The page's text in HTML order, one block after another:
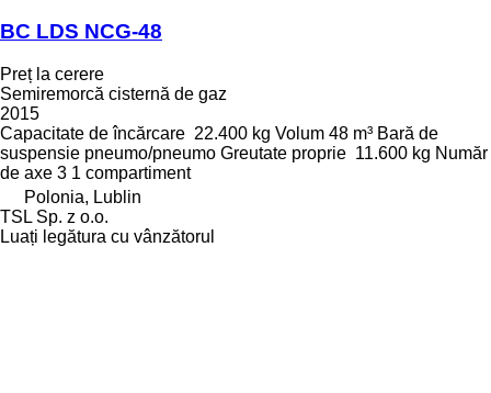
BC LDS NCG-48
Preț la cerere
Semiremorcă cisternă de gaz
2015
Capacitate de încărcare 22.400 kg Volum 48 m³ Bară de
suspensie pneumo/pneumo Greutate proprie 11.600 kg Număr
de axe 3 1 compartiment
Polonia, Lublin
TSL Sp. z o.o.
Luați legătura cu vânzătorul